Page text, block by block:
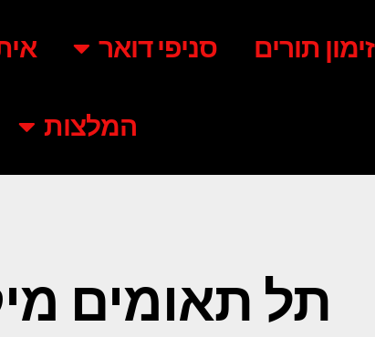
זימון תורים סניפי דואר
המלצות
תל תאומים